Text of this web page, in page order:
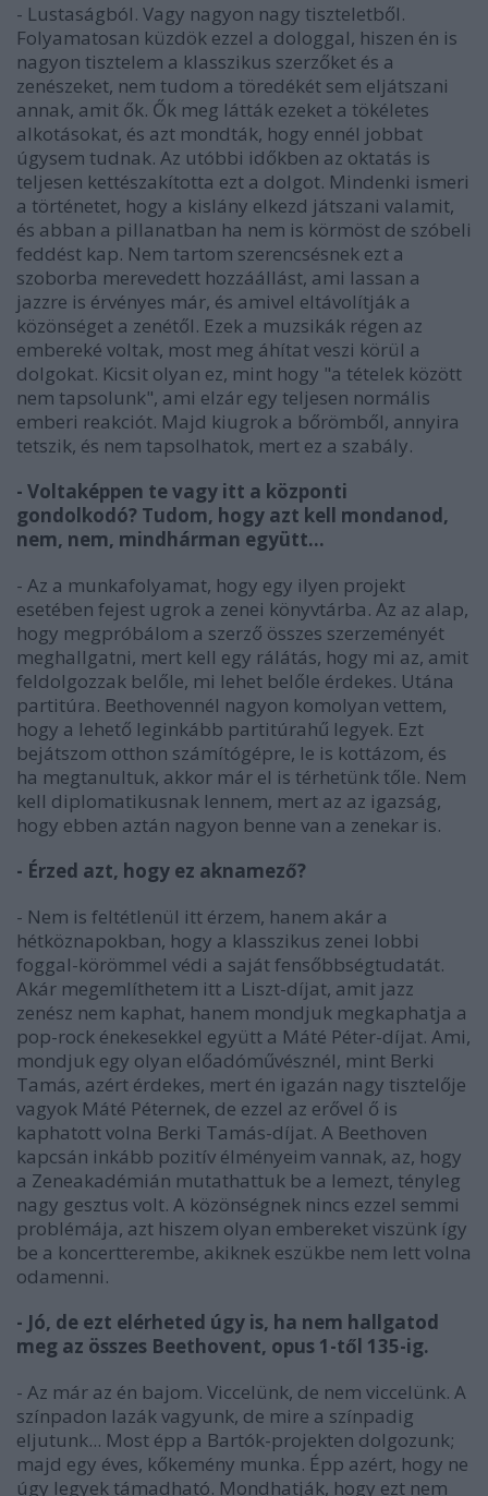
- Lustaságból. Vagy nagyon nagy tiszteletből.
Folyamatosan küzdök ezzel a dologgal, hiszen én is
nagyon tisztelem a klasszikus szerzőket és a
zenészeket, nem tudom a töredékét sem eljátszani
annak, amit ők. Ők meg látták ezeket a tökéletes
alkotásokat, és azt mondták, hogy ennél jobbat
úgysem tudnak. Az utóbbi időkben az oktatás is
teljesen kettészakította ezt a dolgot. Mindenki ismeri
a történetet, hogy a kislány elkezd játszani valamit,
és abban a pillanatban ha nem is körmöst de szóbeli
feddést kap. Nem tartom szerencsésnek ezt a
szoborba merevedett hozzáállást, ami lassan a
jazzre is érvényes már, és amivel eltávolítják a
közönséget a zenétől. Ezek a muzsikák régen az
embereké voltak, most meg áhítat veszi körül a
dolgokat. Kicsit olyan ez, mint hogy "a tételek között
nem tapsolunk", ami elzár egy teljesen normális
emberi reakciót. Majd kiugrok a bőrömből, annyira
tetszik, és nem tapsolhatok, mert ez a szabály.
- Voltaképpen te vagy itt a központi
gondolkodó? Tudom, hogy azt kell mondanod,
nem, nem, mindhárman együtt...
- Az a munkafolyamat, hogy egy ilyen projekt
esetében fejest ugrok a zenei könyvtárba. Az az alap,
hogy megpróbálom a szerző összes szerzeményét
meghallgatni, mert kell egy rálátás, hogy mi az, amit
feldolgozzak belőle, mi lehet belőle érdekes. Utána
partitúra. Beethovennél nagyon komolyan vettem,
hogy a lehető leginkább partitúrahű legyek. Ezt
bejátszom otthon számítógépre, le is kottázom, és
ha megtanultuk, akkor már el is térhetünk tőle. Nem
kell diplomatikusnak lennem, mert az az igazság,
hogy ebben aztán nagyon benne van a zenekar is.
- Érzed azt, hogy ez aknamező?
- Nem is feltétlenül itt érzem, hanem akár a
hétköznapokban, hogy a klasszikus zenei lobbi
foggal-körömmel védi a saját fensőbbségtudatát.
Akár megemlíthetem itt a Liszt-díjat, amit jazz
zenész nem kaphat, hanem mondjuk megkaphatja a
pop-rock énekesekkel együtt a Máté Péter-díjat. Ami,
mondjuk egy olyan előadóművésznél, mint Berki
Tamás, azért érdekes, mert én igazán nagy tisztelője
vagyok Máté Péternek, de ezzel az erővel ő is
kaphatott volna Berki Tamás-díjat. A Beethoven
kapcsán inkább pozitív élményeim vannak, az, hogy
a Zeneakadémián mutathattuk be a lemezt, tényleg
nagy gesztus volt. A közönségnek nincs ezzel semmi
problémája, azt hiszem olyan embereket viszünk így
be a koncertterembe, akiknek eszükbe nem lett volna
odamenni.
- Jó, de ezt elérheted úgy is, ha nem hallgatod
meg az összes Beethovent, opus 1-től 135-ig.
- Az már az én bajom. Viccelünk, de nem viccelünk. A
színpadon lazák vagyunk, de mire a színpadig
eljutunk... Most épp a Bartók-projekten dolgozunk;
majd egy éves, kőkemény munka. Épp azért, hogy ne
úgy legyek támadható. Mondhatják, hogy ezt nem